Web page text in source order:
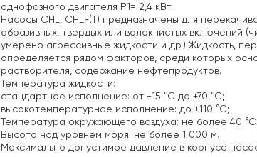
однофазного двигателя Р1= 2,4 кВт.
Насосы CHL, CHLF(T) предназначены для
абразивных, твердых или волокнистых включений
умерено агрессивные жидкости и др.) Жидкость,
определяется рядом факторов, среди которых
растворителя, содержание нефтепродуктов.
Температура жидкости:
стандартное исполнение: от -15 °С до +70 °С;
высокотемпературное исполнение: до +110 °С;
Температура окружающего воздуха: не более 40 °С.
Высота над уровнем моря: не более 1 000 м.
Максимально допустимое давление в корпусе